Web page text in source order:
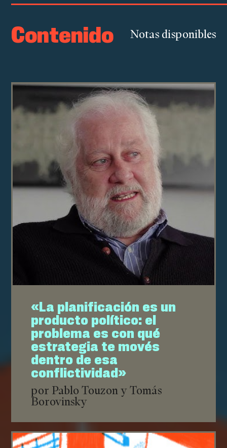
Contenido Notas disponibles
«La planificación es un
producto político: el
problema es con qué
estrategia te movés
dentro de esa
conflictividad»
por Pablo Touzon y Tomás
Borovinsky